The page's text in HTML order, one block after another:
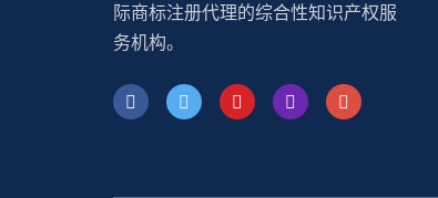
际商标注册代理的综合性知识产权服
务机构。